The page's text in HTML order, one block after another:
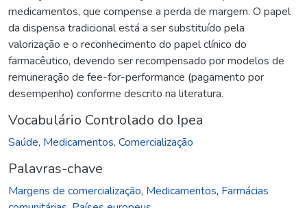
medicamentos, que compense a perda de margem. O papel
da dispensa tradicional está a ser substituído pela
valorização e o reconhecimento do papel clínico do
farmacêutico, devendo ser recompensado por modelos de
remuneração de fee-for-performance (pagamento por
desempenho) conforme descrito na literatura.
Vocabulário Controlado do Ipea
Saúde, Medicamentos, Comercialização
Palavras-chave
Margens de comercialização, Medicamentos, Farmácias